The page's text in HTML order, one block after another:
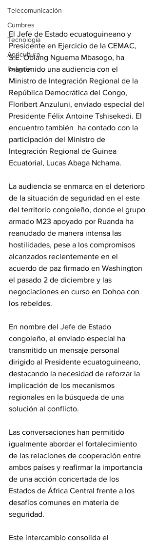
Telecomunicación
Cumbres
Tecnología
Agricultura
Religión
El Jefe de Estado ecuatoguineano y
Presidente en Ejercicio de la CEMAC,
S.E. Obiang Nguema Mbasogo, ha
mantenido una audiencia con el
Ministro de Integración Regional de la
República Democrática del Congo,
Floribert Anzuluni, enviado especial del
Presidente Félix Antoine Tshisekedi. El
encuentro también  ha contado con la
participación del Ministro de
Integración Regional de Guinea
Ecuatorial, Lucas Abaga Nchama.
La audiencia se enmarca en el deterioro
de la situación de seguridad en el este
del territorio congoleño, donde el grupo
armado M23 apoyado por Ruanda ha
reanudado de manera intensa las
hostilidades, pese a los compromisos
alcanzados recientemente en el
acuerdo de paz firmado en Washington
el pasado 2 de diciembre y las
negociaciones en curso en Dohoa con
los rebeldes.
En nombre del Jefe de Estado
congoleño, el enviado especial ha
transmitido un mensaje personal
dirigido al Presidente ecuatoguineano,
destacando la necesidad de reforzar la
implicación de los mecanismos
regionales en la búsqueda de una
solución al conflicto.
Las conversaciones han permitido
igualmente abordar el fortalecimiento
de las relaciones de cooperación entre
ambos países y reafirmar la importancia
de una acción concertada de los
Estados de África Central frente a los
desafíos comunes en materia de
seguridad.
Este intercambio consolida el